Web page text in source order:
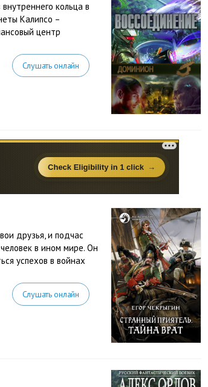
кольца в
Калипсо –
центр
Слушать онлайн
друзья, и подчас
в ином мире. Он
успехов в войнах
Слушать онлайн